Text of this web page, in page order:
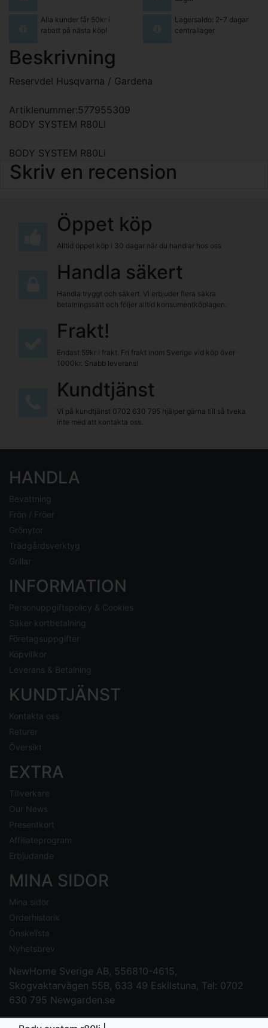
Alla kunder får 50kr i
rabatt på nästa köp!
Lagersaldo: 2-7 dagar
centrallager
Beskrivning
Reservdel Husqvarna / Gardena
Artiklenummer:577955309
BODY SYSTEM R80LI
BODY SYSTEM R80Li
Skriv en recension
Öppet köp
Alltid öppet köp i 30 dagar när du handlar hos oss
Handla säkert
Handla tryggt och säkert. Vi erbjuder flera säkra
betalningssätt och följer alltid konsumentköplagen.
Frakt!
Endast 59kr i frakt. Fri frakt inom Sverige vid köp över
1000kr. Snabb leverans!
Kundtjänst
Vi på kundtjänst 0702 630 795 hjälper gärna till så tveka
inte med att kontakta oss.
HANDLA
Bevattning
Frön / Fröer
Grönytor
Trädgårdsverktyg
Grillar
INFORMATION
Personuppgiftspolicy & Cookies
Säker kortbetalning
Företagsuppgifter
Köpvillkor
Leverans & Betalning
KUNDTJÄNST
Kontakta oss
Returer
Översikt
EXTRA
Tillverkare
Our News
Presentkort
Affiliateprogram
Erbjudande
MINA SIDOR
Mina sidor
Orderhistorik
Önskelista
Nyhetsbrev
NewHome Sverige AB, 556810-4615,
Skogvaktarvägen 55B, 633 49 Eskilstuna, Tel: 0702
630 795 Newgarden.se